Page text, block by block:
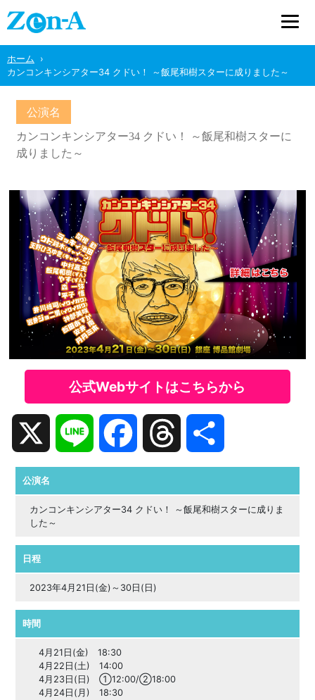
ホーム
カンコンキンシアター34 クドい！ ～飯尾和樹スターに成りました～
公演名
カンコンキンシアター34 クドい！ ～飯尾和樹スターに
成りました～
公式Webサイトはこちらから
Line Facebook Threads
有
公演名
カンコンキンシアター34 クドい！ ～飯尾和樹スターに成りま
した～
日程
2023年4月21日(金)～30日(日)
時間
4月21日(金) 18:30
4月22日(土) 14:00
4月23日(日) ①12:00/②18:00
4月24日(月) 18:30